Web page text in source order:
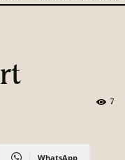
7
WhatsApp